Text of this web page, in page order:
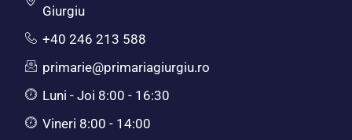
Giurgiu
+40 246 213 588
primarie@primariagiurgiu.ro
Luni - Joi 8:00 - 16:30
Vineri 8:00 - 14:00